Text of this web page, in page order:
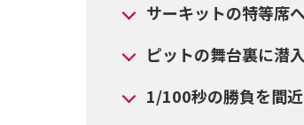
サーキットの特等席
ピットの舞台裏に潜
1/100秒の勝負を間